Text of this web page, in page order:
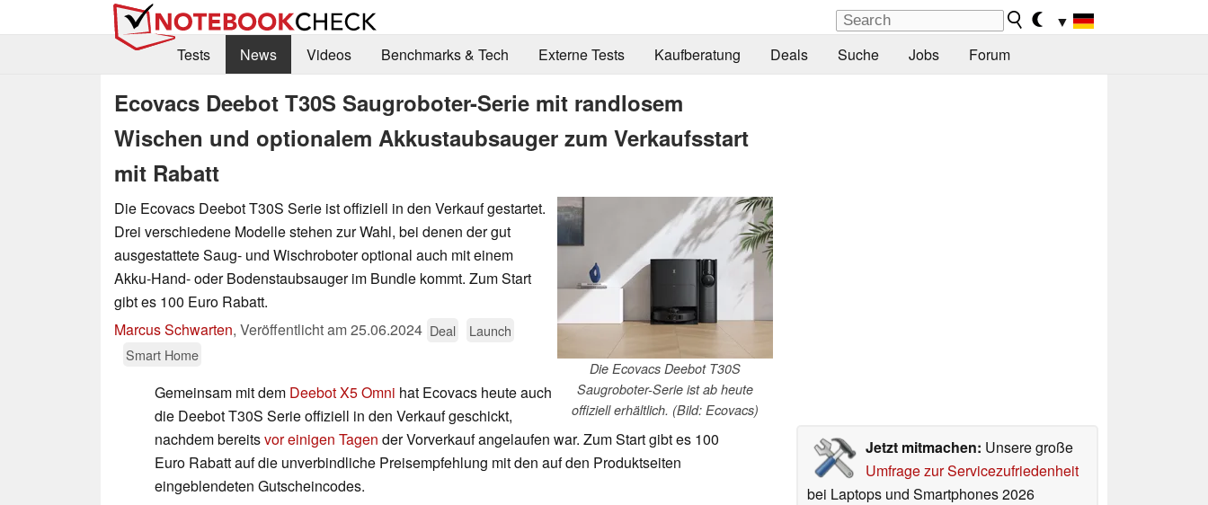
▼
Tests
News Videos Benchmarks & Tech Externe Tests Kaufberatung Deals Suche Jobs Forum
Ecovacs Deebot T30S Saugroboter-Serie mit randlosem
Wischen und optionalem Akkustaubsauger zum Verkaufsstart
mit Rabatt
Die Ecovacs Deebot T30S
Saugroboter-Serie ist ab heute
offiziell erhältlich. (Bild: Ecovacs)
Die Ecovacs Deebot T30S Serie ist offiziell in den Verkauf gestartet.
Drei verschiedene Modelle stehen zur Wahl, bei denen der gut
ausgestattete Saug- und Wischroboter optional auch mit einem
Akku-Hand- oder Bodenstaubsauger im Bundle kommt. Zum Start
gibt es 100 Euro Rabatt.
Marcus Schwarten, Veröffentlicht am25.06.2024 Deal
Launch
Smart Home
Jetzt mitmachen: Unsere große
Umfrage zur Servicezufriedenheit
bei Laptops und Smartphones 2026
Gemeinsam mit dem Deebot X5 Omni hat Ecovacs heute auch
die Deebot T30S Serie offiziell in den Verkauf geschickt,
nachdem bereitsvor einigen Tagen der Vorverkauf angelaufen war. Zum Start gibt es 100
Euro Rabatt auf die unverbindliche Preisempfehlung mit den auf den Produktseiten
eingeblendeten Gutscheincodes.